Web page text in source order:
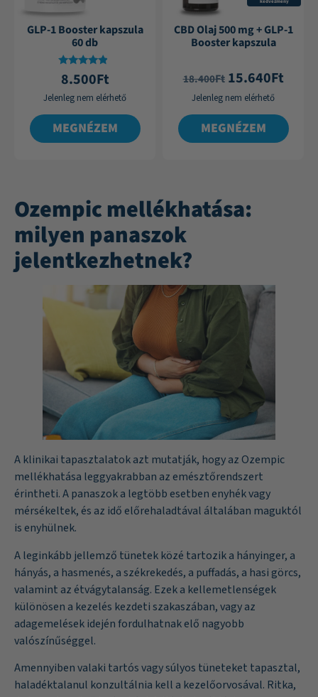
GLP-1 Booster kapszula
60 db
Értékelés:
4.60
8.500Ft
Jelenleg nem elérhető
MEGNÉZEM
CBD Olaj 500 mg + GLP-1
Booster kapszula
18.400Ft 15.640Ft
Jelenleg nem elérhető
MEGNÉZEM
Ozempic mellékhatása:
milyen panaszok
jelentkezhetnek?
A klinikai tapasztalatok azt mutatják, hogy az Ozempic
mellékhatása leggyakrabban az emésztőrendszert
érintheti. A panaszok a legtöbb esetben enyhék vagy
mérsékeltek, és az idő előrehaladtával általában maguktól
is enyhülnek.
A leginkább jellemző tünetek közé tartozik a hányinger, a
hányás, a hasmenés, a székrekedés, a puffadás, a hasi görcs,
valamint az étvágytalanság. Ezek a kellemetlenségek
különösen a kezelés kezdeti szakaszában, vagy az
adagemelések idején fordulhatnak elő nagyobb
valószínűséggel.
Amennyiben valaki tartós vagy súlyos tüneteket tapasztal,
haladéktalanul konzultálnia kell a kezelőorvosával. Ritka,